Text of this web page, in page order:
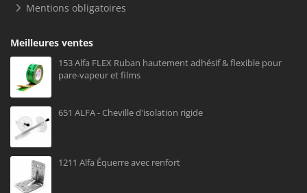
Mentions obligatoires
Meilleures ventes
153 Alfa FLEX Ruban hautement adhésif & flexible pour
pare-vapeur et films
651 ALFA - Cheville d'isolation rigide
1211 Alfa Équerre avec renfort